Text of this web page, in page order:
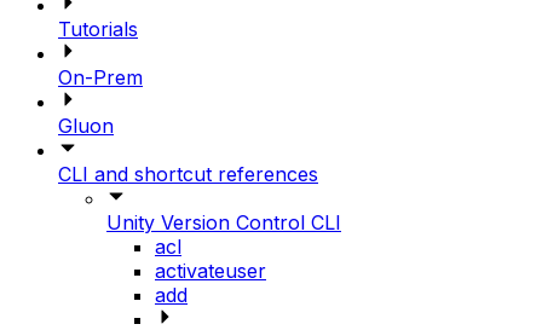
Tutorials
On-Prem
Gluon
CLI and shortcut references
Unity Version Control CLI
acl
activateuser
add